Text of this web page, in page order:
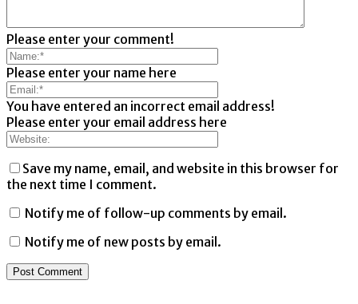
Please enter your comment!
Please enter your name here
You have entered an incorrect email address!
Please enter your email address here
Save my name, email, and website in this browser for
the next time I comment.
Notify me of follow-up comments by email.
Notify me of new posts by email.